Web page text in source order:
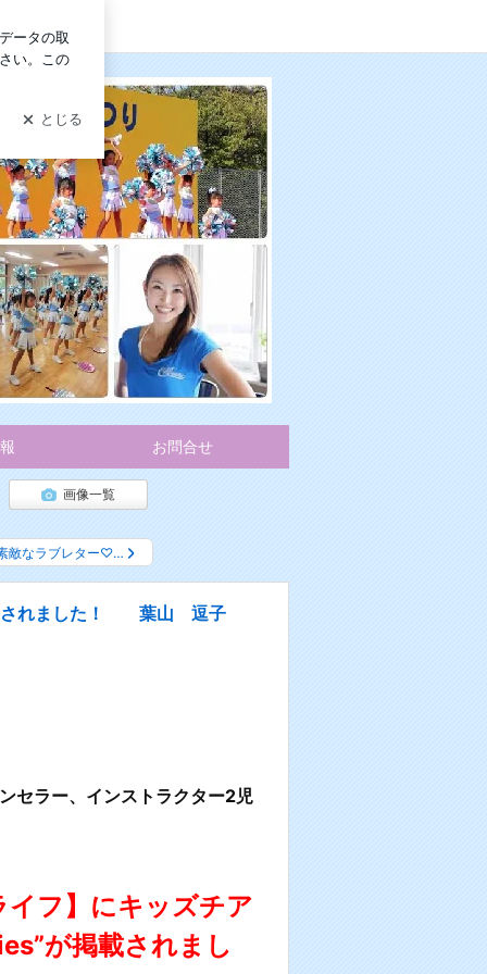
グスクール”Lino Keikies”
ログイン
画像一覧
敵なラブレター♡…
載されました！ 葉山 逗子
セラー、インストラクター2児
フ】にキッズチア
が掲載されまし
お問合せ